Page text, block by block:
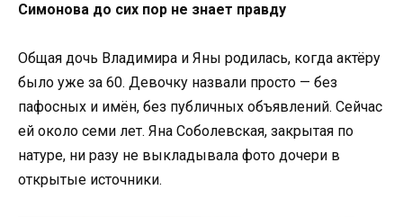
Симонова до сих пор не знает правду
Общая дочь Владимира и Яны родилась, когда актёру
было уже за 60. Девочку назвали просто — без
пафосных и имён, без публичных объявлений. Сейчас
ей около семи лет. Яна Соболевская, закрытая по
натуре, ни разу не выкладывала фото дочери в
открытые источники.